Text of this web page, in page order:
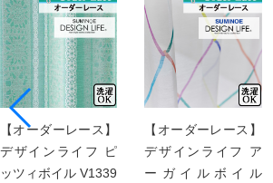
【オーダーレース】
デザインライフ ピ
ッツィボイル V1339
【オーダーレース】
デザインライフ ア
ーガイルボイル